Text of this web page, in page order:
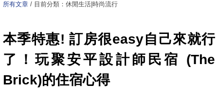
所有文章 / 目前分類：休閒生活|時尚流行
本季特惠! 訂房很easy自己來就行
了！玩聚安平設計師民宿 (The
Brick)的住宿心得